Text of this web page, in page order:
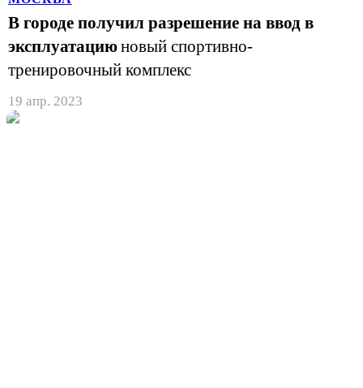
В городе получил разрешение на ввод в
эксплуатациюновый спортивно-
тренировочный комплекс
19 апр. 2023